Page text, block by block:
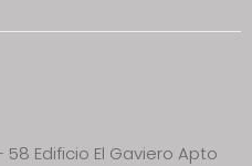
Edificio El Gaviero Apto